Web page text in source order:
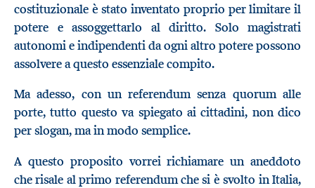
costituzionale è stato inventato proprio per limitare il
potere e assoggettarlo al diritto. Solo magistrati
autonomi e indipendenti da ogni altro potere possono
assolvere a questo essenziale compito.
Ma adesso, con un referendum senza quorum alle
porte, tutto questo va spiegato ai cittadini, non dico
per slogan, ma in modo semplice.
A questo proposito vorrei richiamare un aneddoto
che risale al primo referendum che si è svolto in Italia,